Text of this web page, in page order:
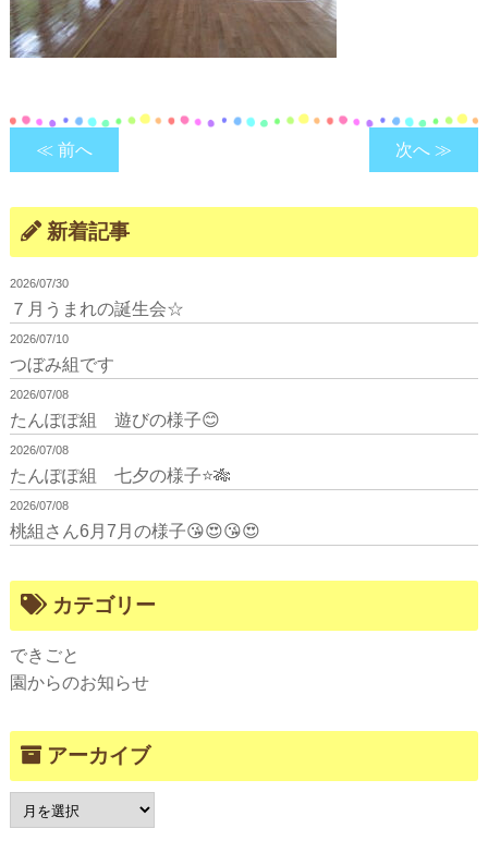
≪ 前へ 次へ ≫
新着記事
2026/07/30
７月うまれの誕生会☆
2026/07/10
つぼみ組です
2026/07/08
たんぽぽ組 遊びの様子😊
2026/07/08
たんぽぽ組 七夕の様子⭐🎋
2026/07/08
桃組さん6月7月の様子😘😍😘😍
カテゴリー
できごと
園からのお知らせ
アーカイブ